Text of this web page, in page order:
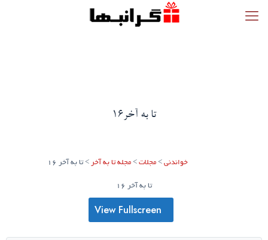
تا به آخر16
خواندنی> مجلات> مجله تا به آخر >تا به آخر 16
تا به آخر 16
View Fullscreen